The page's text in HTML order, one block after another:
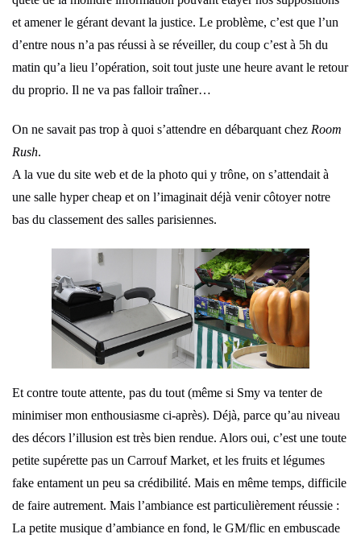
et amener le gérant devant la justice. Le problème, c’est que l’un
d’entre nous n’a pas réussi à se réveiller, du coup c’est à 5h du
matin qu’a lieu l’opération, soit tout juste une heure avant le retour
du proprio. Il ne va pas falloir traîner…
On ne savait pas trop à quoi s’attendre en débarquant chez Room
Rush.
A la vue du site web et de la photo qui y trône, on s’attendait à
une salle hyper cheap et on l’imaginait déjà venir côtoyer notre
bas du classement des salles parisiennes.
Et contre toute attente, pas du tout (même si Smy va tenter de
minimiser mon enthousiasme ci-après). Déjà, parce qu’au niveau
des décors l’illusion est très bien rendue. Alors oui, c’est une toute
petite supérette pas un Carrouf Market, et les fruits et légumes
fake entament un peu sa crédibilité. Mais en même temps, difficile
de faire autrement. Mais l’ambiance est particulièrement réussie :
La petite musique d’ambiance en fond, le GM/flic en embuscade